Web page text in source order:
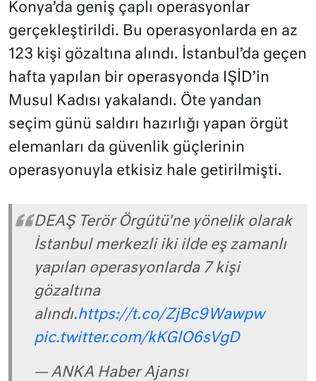
Konya’da geniş çaplı operasyonlar
gerçekleştirildi. Bu operasyonlarda en az
123 kişi gözaltına alındı. İstanbul’da geçen
hafta yapılan bir operasyonda IŞİD’in
Musul Kadısı yakalandı. Öte yandan
seçim günü saldırı hazırlığı yapan örgüt
elemanları da güvenlik güçlerinin
operasyonuyla etkisiz hale getirilmişti.
DEAŞ Terör Örgütü'ne yönelik olarak
İstanbul merkezli iki ilde eş zamanlı
yapılan operasyonlarda 7 kişi
gözaltına
alındı.https://t.co/ZjBc9Wawpw
pic.twitter.com/kKGlO6sVgD
— ANKA Haber Ajansı